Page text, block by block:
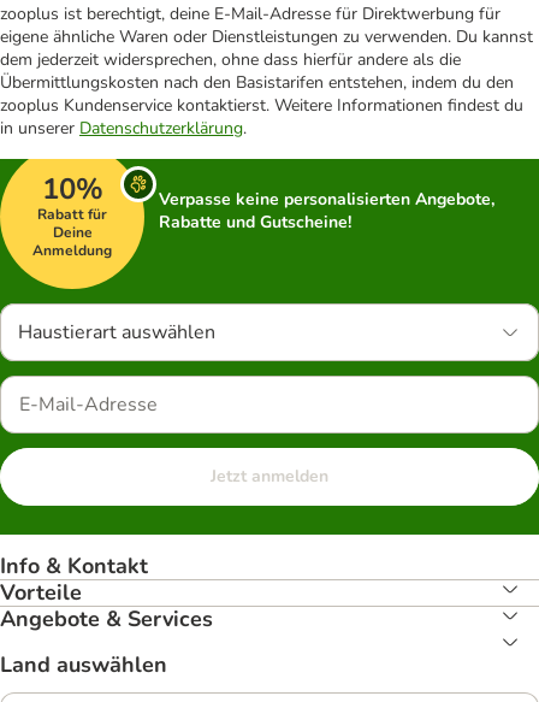
zooplus ist berechtigt, deine E-Mail-Adresse für Direktwerbung für
eigene ähnliche Waren oder Dienstleistungen zu verwenden. Du kannst
dem jederzeit widersprechen, ohne dass hierfür andere als die
Übermittlungskosten nach den Basistarifen entstehen, indem du den
zooplus Kundenservice kontaktierst. Weitere Informationen findest du
in unserer Datenschutzerklärung.
10%
Rabatt für
Deine
Anmeldung
Verpasse keine personalisierten Angebote,
Rabatte und Gutscheine!
Haustierart auswählen
Jetzt anmelden
Info & Kontakt
Vorteile
Angebote & Services
Land auswählen